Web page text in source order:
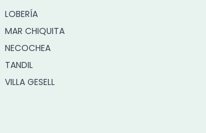
LOBERÍA
MAR CHIQUITA
NECOCHEA
TANDIL
VILLA GESELL